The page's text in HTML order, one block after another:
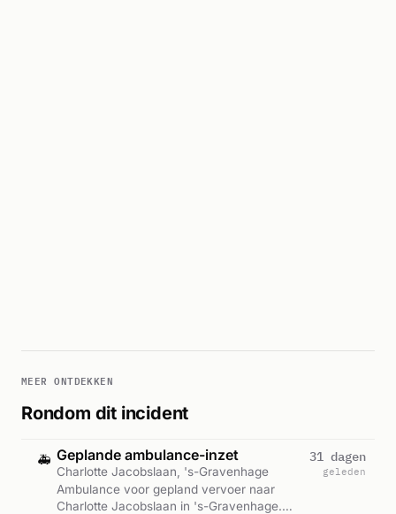
MEER ONTDEKKEN
Rondom dit incident
🚑 Geplande ambulance-inzet
Charlotte Jacobslaan, 's-Gravenhage
Ambulance voor gepland vervoer naar
Charlotte Jacobslaan in 's-Gravenhage.
31 dagen
geleden